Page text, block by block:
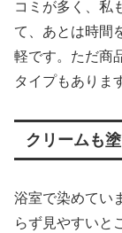
コミが多く、私
て、あとは時間
軽です。ただ商
タイプもありま
クリームも
浴室で染めてい
らず見やすいと